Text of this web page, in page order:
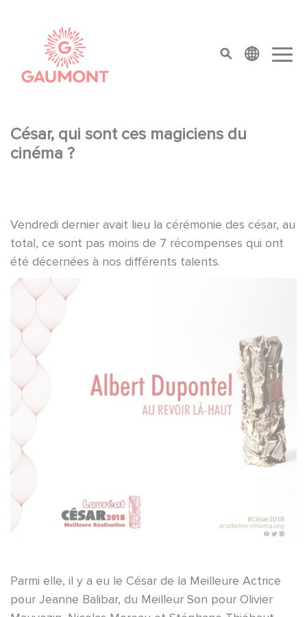
top menu
César, qui sont ces magiciens du
cinéma ?
Vendredi dernier avait lieu la cérémonie des césar, au
total, ce sont pas moins de 7 récompenses qui ont
été décernées à nos différents talents.
Parmi elle, il y a eu le César de la Meilleure Actrice
pour Jeanne Balibar, du Meilleur Son pour Olivier